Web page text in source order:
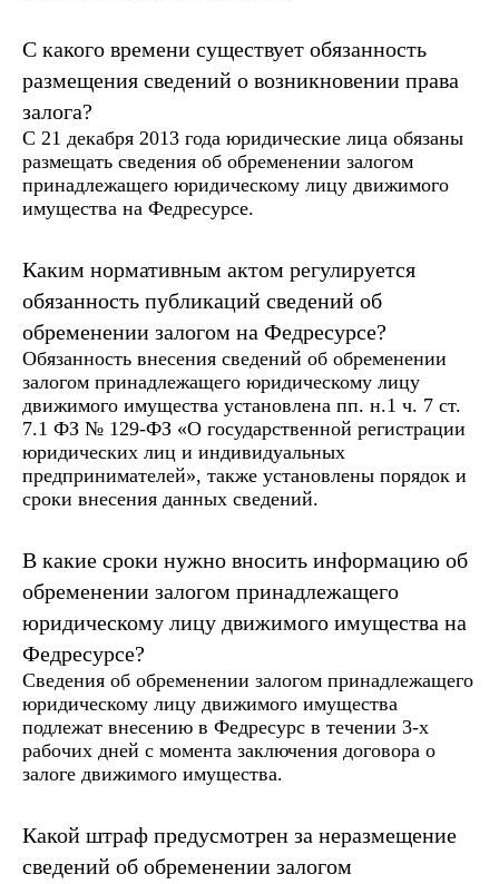
С какого времени существует обязанность
размещения сведений о возникновении права
залога?
С 21 декабря 2013 года юридические лица обязаны
размещать сведения об обременении залогом
принадлежащего юридическому лицу движимого
имущества на Федресурсе.
Каким нормативным актом регулируется
обязанность публикаций сведений об
обременении залогом на Федресурсе?
Обязанность внесения сведений об обременении
залогом принадлежащего юридическому лицу
движимого имущества установлена пп. н.1 ч. 7 ст.
7.1 ФЗ № 129-ФЗ «О государственной регистрации
юридических лиц и индивидуальных
предпринимателей», также установлены порядок и
сроки внесения данных сведений.
В какие сроки нужно вносить информацию об
обременении залогом принадлежащего
юридическому лицу движимого имущества на
Федресурсе?
Сведения об обременении залогом принадлежащего
юридическому лицу движимого имущества
подлежат внесению в Федресурс в течении 3-х
рабочих дней с момента заключения договора о
залоге движимого имущества.
Какой штраф предусмотрен за неразмещение
сведений об обременении залогом